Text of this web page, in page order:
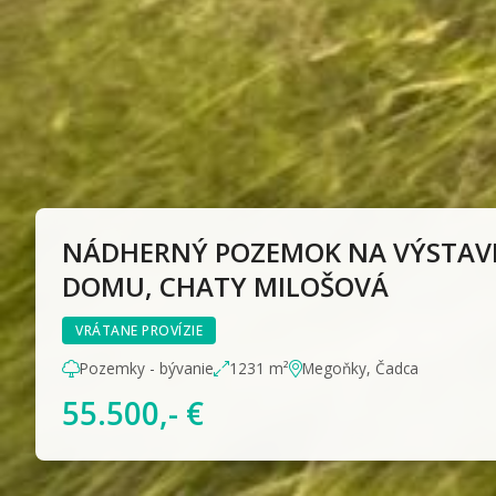
NÁDHERNÝ POZEMOK NA
DOMU, CHATY MILOŠOVÁ
VRÁTANE PROVÍZIE
Pozemky - bývanie 1231 m² Megoňky, Čadca
55.500,- €